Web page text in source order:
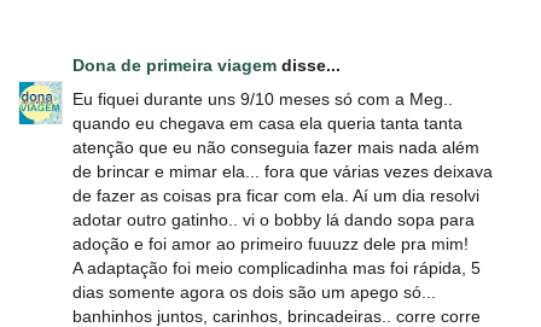
Dona de primeira viagem disse...
Eu fiquei durante uns 9/10 meses só com a Meg..
quando eu chegava em casa ela queria tanta tanta
atenção que eu não conseguia fazer mais nada além
de brincar e mimar ela... fora que várias vezes deixava
de fazer as coisas pra ficar com ela. Aí um dia resolvi
adotar outro gatinho.. vi o bobby lá dando sopa para
adoção e foi amor ao primeiro fuuuzz dele pra mim!
A adaptação foi meio complicadinha mas foi rápida, 5
dias somente agora os dois são um apego só...
banhinhos juntos, carinhos, brincadeiras.. corre corre